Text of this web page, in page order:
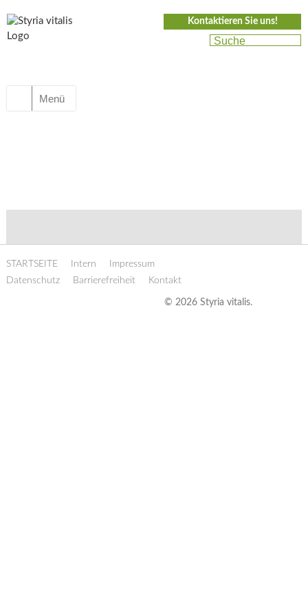
Kontaktieren Sie uns!
Menü
STARTSEITE Intern
Impressum
Datenschutz
Barrierefreiheit Kontakt
© 2026 Styria vitalis.